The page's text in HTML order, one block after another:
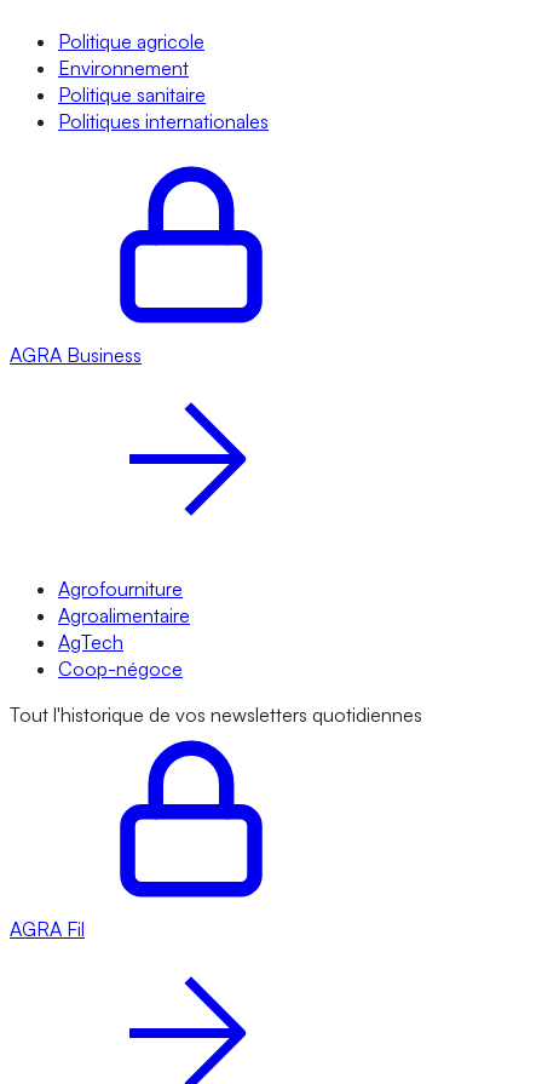
Politique agricole
Environnement
Politique sanitaire
Politiques internationales
AGRA Business
Agrofourniture
Agroalimentaire
AgTech
Coop-négoce
Tout l'historique de vos newsletters quotidiennes
AGRA Fil